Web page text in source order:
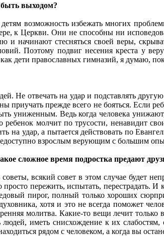
выходом?
возможность избежать многих
к Церкви. Они не способны ни
начинают стесняться своей веры,
Поэтому подвиг несения креста у
дети православных гимназий, я думаю,
Не отвечать на удар и подставлять
прежде всего не бояться. Если
униженным. Ведь когда человека
молчит по трусости, ненавидит
на удар, а пытается действовать по
взрослым верующим с большим
сложное время подростка предают
советы, всякий совет в этом случае будет
просто пережить, испытать, перестрадать.
пирог, полный только хороших
хотя и это не всегда поможет
молитва. Какие-то вещи лечит
людей, иметь снисхождение к их
рядом с человеком, а когда вы